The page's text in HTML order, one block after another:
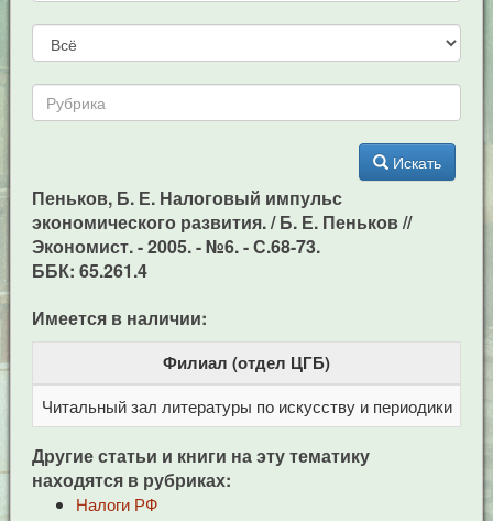
Искать
Пеньков, Б. Е. Налоговый импульс
экономического развития. / Б. Е. Пеньков //
Экономист. - 2005. - №6. - С.68-73.
ББК: 65.261.4
Имеется в наличии:
Филиал (отдел ЦГБ)
Читальный зал литературы по искусству и периодики
Другие статьи и книги на эту тематику
находятся в рубриках:
Налоги РФ